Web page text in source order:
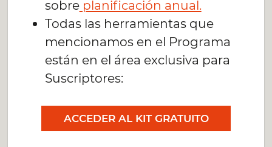
sobreplanificación anual.
Todas las herramientas que
mencionamos en el Programa
están en el área exclusiva para
Suscriptores:
ACCEDER AL KIT GRATUITO